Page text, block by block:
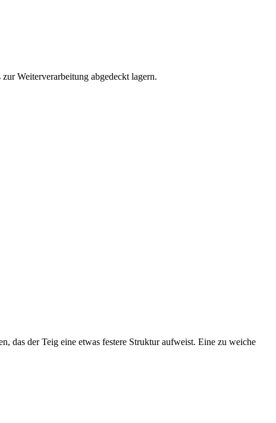
Weiterverarbeitung abgedeckt lagern.
das der Teig eine etwas festere Struktur aufweist. Eine zu weiche